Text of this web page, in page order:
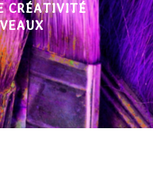
CRÉATIVITÉ